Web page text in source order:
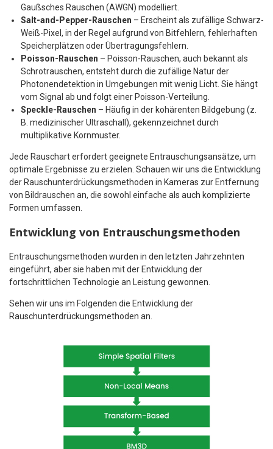
Gaußsches Rauschen (AWGN) modelliert.
Salt-and-Pepper-Rauschen – Erscheint als zufällige Schwarz-
Weiß-Pixel, in der Regel aufgrund von Bitfehlern, fehlerhaften
Speicherplätzen oder Übertragungsfehlern.
Poisson-Rauschen – Poisson-Rauschen, auch bekannt als
Schrotrauschen, entsteht durch die zufällige Natur der
Photonendetektion in Umgebungen mit wenig Licht. Sie hängt
vom Signal ab und folgt einer Poisson-Verteilung.
Speckle-Rauschen – Häufig in der kohärenten Bildgebung (z.
B. medizinischer Ultraschall), gekennzeichnet durch
multiplikative Kornmuster.
Jede Rauschart erfordert geeignete Entrauschungsansätze, um
optimale Ergebnisse zu erzielen. Schauen wir uns die Entwicklung
der Rauschunterdrückungsmethoden in Kameras zur Entfernung
von Bildrauschen an, die sowohl einfache als auch komplizierte
Formen umfassen.
Entwicklung von Entrauschungsmethoden
Entrauschungsmethoden wurden in den letzten Jahrzehnten
eingeführt, aber sie haben mit der Entwicklung der
fortschrittlichen Technologie an Leistung gewonnen.
Sehen wir uns im Folgenden die Entwicklung der
Rauschunterdrückungsmethoden an.